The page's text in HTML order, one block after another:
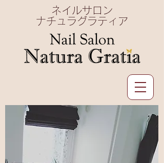
ネイルサロン
ナチュラグラティア